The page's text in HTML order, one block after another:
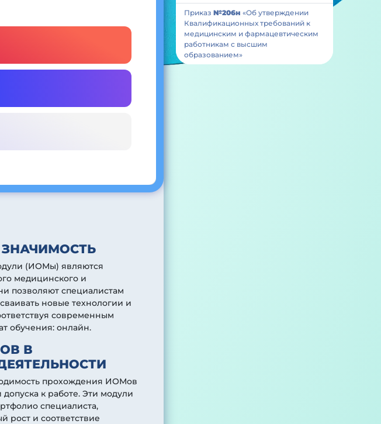
(ИОМы) являются
медицинского и
позволяют специалистам
новые технологии и
современным
обучения: онлайн.
В
прохождения ИОМов
к работе. Эти модули
специалиста,
рост и соответствие
Приказ №206н «Об утверждении
Квалификационных требований к
медицинским и фармацевтическим
работникам с высшим
образованием»